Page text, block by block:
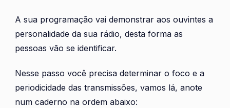
A sua programação vai demonstrar aos ouvintes a
personalidade da sua rádio, desta forma as
pessoas vão se identificar.
Nesse passo você precisa determinar o foco e a
periodicidade das transmissões, vamos lá, anote
num caderno na ordem abaixo: